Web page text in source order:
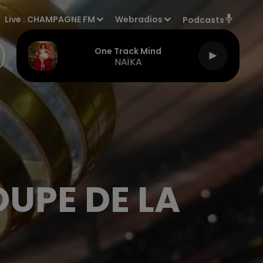
Live : CHAMPAGNE FM Webradios Podcasts
One Track Mind
NAÏKA
DE LA